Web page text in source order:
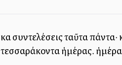
καὶ συντελέσεις ταῦτα
τεσσαράκοντα ἡμέρας.